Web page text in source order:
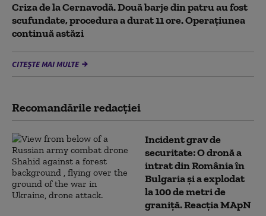
Criza de la Cernavodă. Două barje din patru au fost
scufundate, procedura a durat 11 ore. Operațiunea
continuă astăzi
CITEȘTE MAI MULTE
Recomandările redacţiei
Incident grav de
securitate: O dronă a
intrat din România în
Bulgaria şi a explodat
la 100 de metri de
graniţă. Reacția MApN